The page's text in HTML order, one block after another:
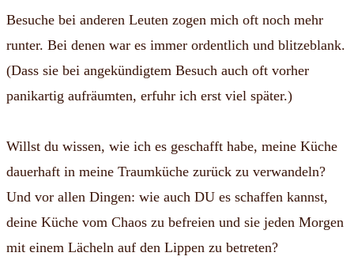
Besuche bei anderen Leuten zogen mich oft noch mehr
runter. Bei denen war es immer ordentlich und blitzeblank.
(Dass sie bei angekündigtem Besuch auch oft vorher
panikartig aufräumten, erfuhr ich erst viel später.)
Willst du wissen, wie ich es geschafft habe, meine Küche
dauerhaft in meine Traumküche zurück zu verwandeln?
Und vor allen Dingen: wie auch DU es schaffen kannst,
deine Küche vom Chaos zu befreien und sie jeden Morgen
mit einem Lächeln auf den Lippen zu betreten?